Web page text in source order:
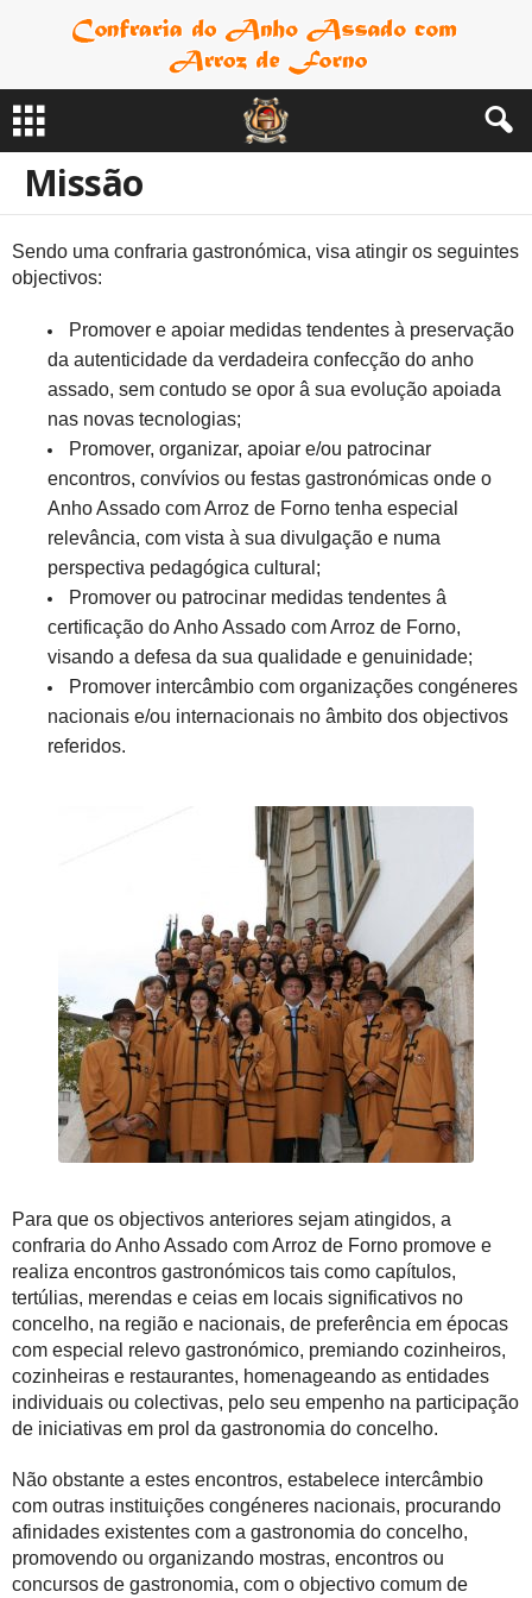
Missão
Sendo uma confraria gastronómica, visa atingir os seguintes
objectivos:
Promover e apoiar medidas tendentes à preservação
da autenticidade da verdadeira confecção do anho
assado, sem contudo se opor â sua evolução apoiada
nas novas tecnologias;
Promover, organizar, apoiar e/ou patrocinar
encontros, convívios ou festas gastronómicas onde o
Anho Assado com Arroz de Forno tenha especial
relevância, com vista à sua divulgação e numa
perspectiva pedagógica cultural;
Promover ou patrocinar medidas tendentes â
certificação do Anho Assado com Arroz de Forno,
visando a defesa da sua qualidade e genuinidade;
Promover intercâmbio com organizações congéneres
nacionais e/ou internacionais no âmbito dos objectivos
referidos.
Para que os objectivos anteriores sejam atingidos, a
confraria do Anho Assado com Arroz de Forno promove e
realiza encontros gastronómicos tais como capítulos,
tertúlias, merendas e ceias em locais significativos no
concelho, na região e nacionais, de preferência em épocas
com especial relevo gastronómico, premiando cozinheiros,
cozinheiras e restaurantes, homenageando as entidades
individuais ou colectivas, pelo seu empenho na participação
de iniciativas em prol da gastronomia do concelho.
Não obstante a estes encontros, estabelece intercâmbio
com outras instituições congéneres nacionais, procurando
afinidades existentes com a gastronomia do concelho,
promovendo ou organizando mostras, encontros ou
concursos de gastronomia, com o objectivo comum de